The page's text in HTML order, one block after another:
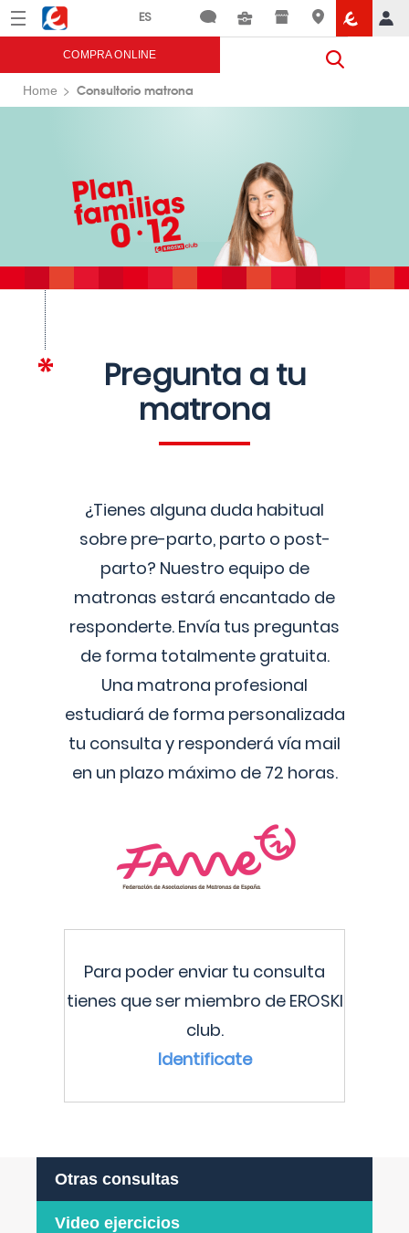
Menú Eroski
COMPRA ONLINE
Home Consultorio matrona
Pregunta a tu
matrona
¿Tienes alguna duda habitual
sobre pre-parto, parto o post-
parto? Nuestro equipo de
matronas estará encantado de
responderte. Envía tus preguntas
de forma totalmente gratuita.
Una matrona profesional
estudiará de forma personalizada
tu consulta y responderá vía mail
en un plazo máximo de 72 horas.
Para poder enviar tu consulta
tienes que ser miembro de EROSKI
club.
Identificate
Otras consultas
Video ejercicios